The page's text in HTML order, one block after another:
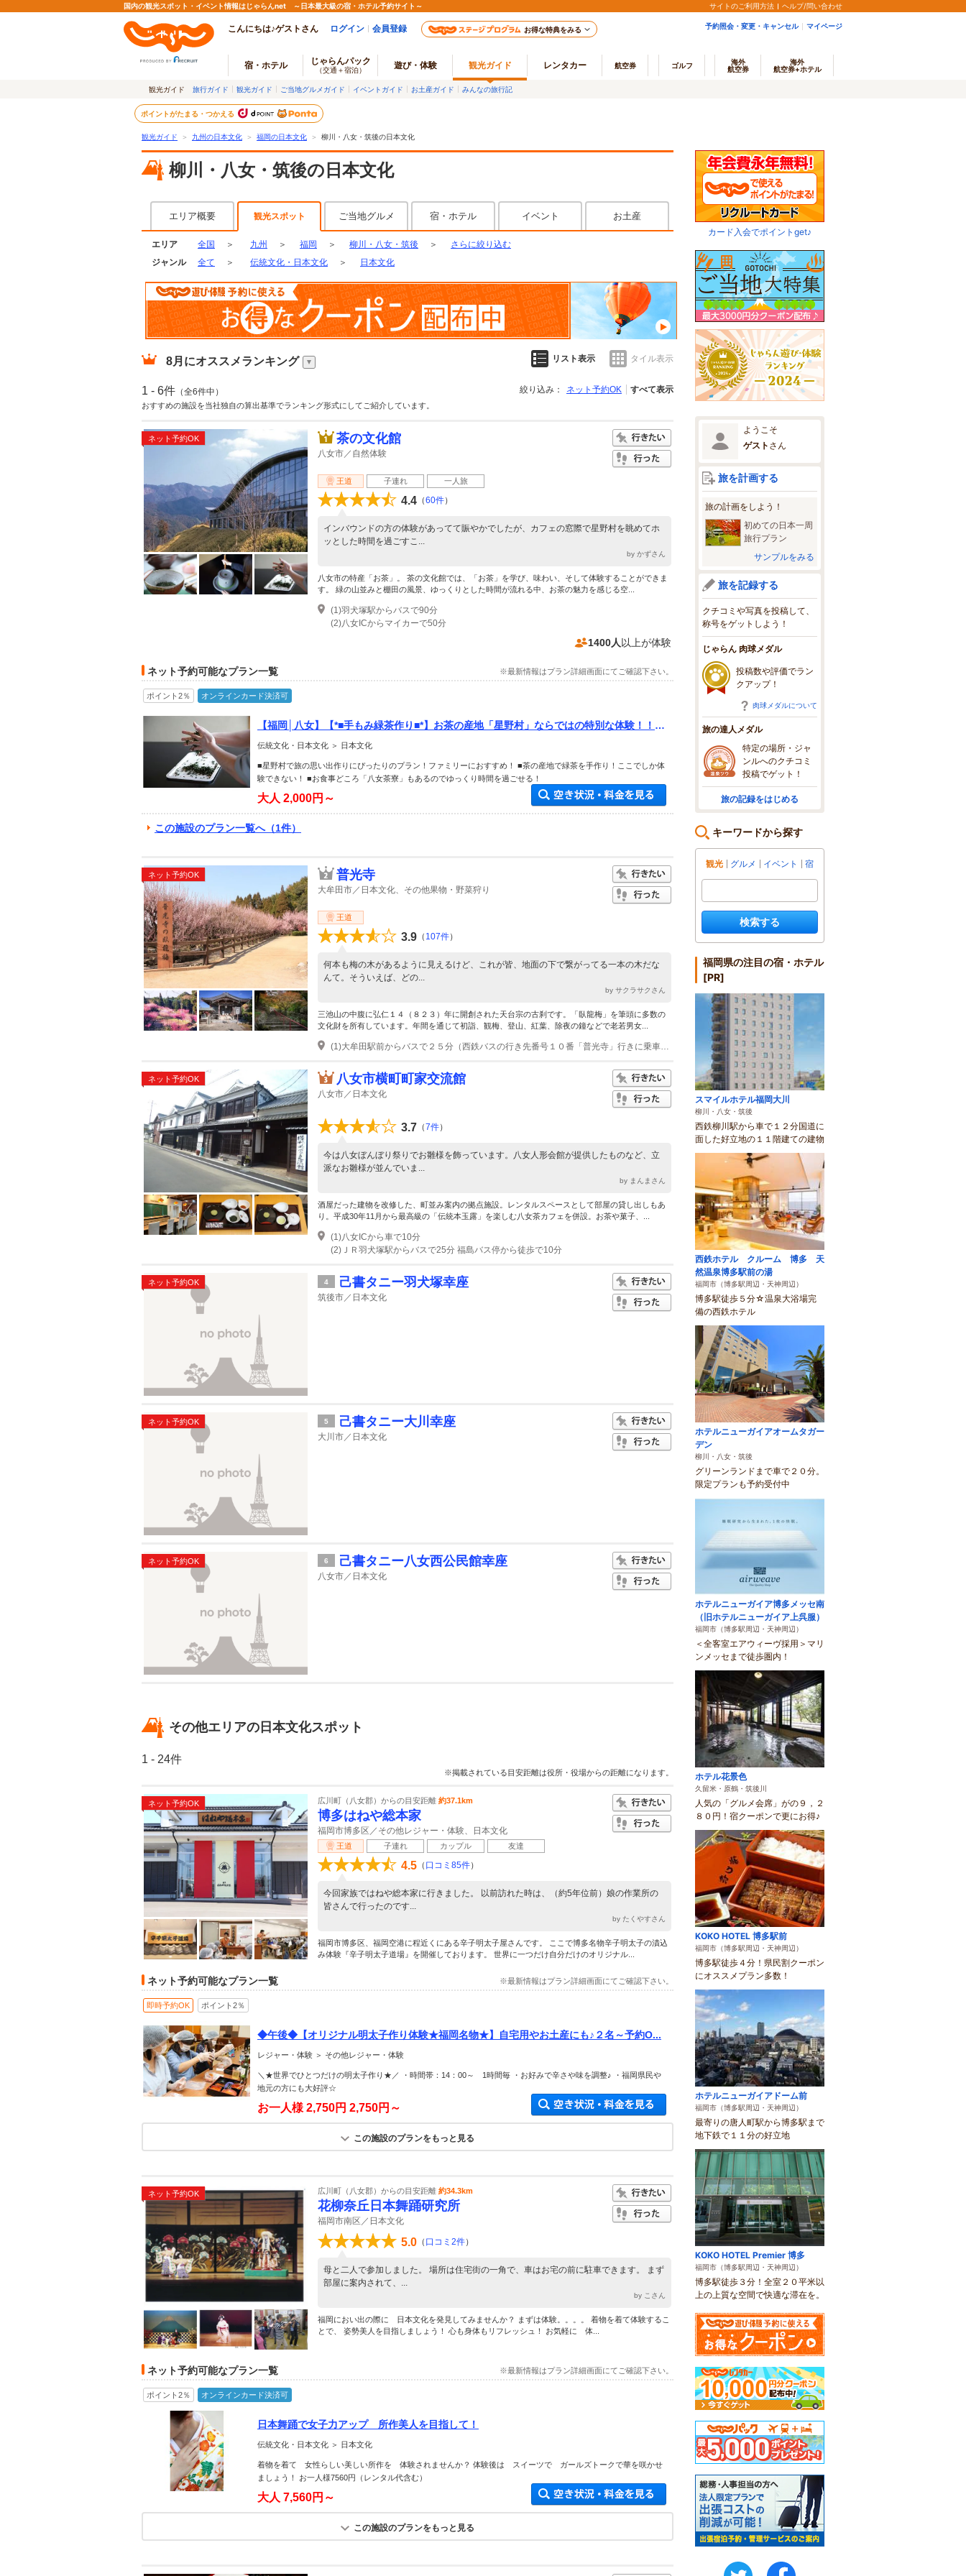
国内の観光スポット・イベント情報はじゃらんnet ～日本最大級の宿・ホテル予約サイト～ サイトのご利用方法 ヘルプ/問い合わせ
こんにちは♪ゲストさん ログイン 会員登録 お得な特典をみる 予約照会・変更・キャンセル マイページ
宿・ホテル じゃらんパック
（交通＋宿泊） 遊び・体験 観光ガイド レンタカー 航空券 ゴルフ
海外
航空券
海外
航空券+ホテル
観光ガイド 旅行ガイド 観光ガイド ご当地グルメガイド イベントガイド お土産ガイド みんなの旅行記
ポイントがたまる・つかえる
観光ガイド ＞ 九州の日本文化 ＞ 福岡の日本文化 ＞ 柳川・八女・筑後の日本文化
柳川・八女・筑後の日本文化
エリア概要 観光スポット ご当地グルメ 宿・ホテル イベント お土産
エリア 全国 ＞ 九州 ＞ 福岡 ＞ 柳川・八女・筑後 ＞
さらに絞り込む
ジャンル
全て ＞ 伝統文化・日本文化 ＞ 日本文化
8月 にオススメランキング リスト表示 タイル表示
1 - 6件 （全6件中） 絞り込み： ネット予約OK すべて表示
おすすめの施設を当社独自の算出基準でランキング形式にしてご紹介しています。
ネット予約OK 茶の文化館
八女市／自然体験
王道 子連れ 一人旅
4.4 （60件）
インバウンドの方の体験があってて賑やかでしたが、カフェの窓際で星野村を眺めてホ
ッとした時間を過ごすこ...
by かずさん
八女市の特産「お茶」。 茶の文化館では、「お茶」を学び、味わい、そして体験することができま
す。 緑の山並みと棚田の風景、ゆっくりとした時間が流れる中、お茶の魅力を感じる空...
(1)羽犬塚駅からバスで90分
(2)八女ICからマイカーで50分
1400人 以上が体験
ネット予約可能なプラン一覧 ※最新情報はプラン詳細画面にてご確認下さい。
ポイント2％ オンラインカード決済可
【福岡│八女】【*■手もみ緑茶作り■*】お茶の産地「星野村」ならではの特別な体験！！フ
伝統文化・日本文化 ＞ 日本文化
■星野村で旅の思い出作りにぴったりのプラン！ファミリーにおすすめ！ ■茶の産地で緑茶を手作り！ここでしか体
験できない！ ■お食事どころ「八女茶寮」もあるのでゆっくり時間を過ごせる！
大人 2,000円～
この施設のプラン一覧へ（1件）
ネット予約OK 普光寺
大牟田市／日本文化、その他果物・野菜狩り
王道
3.9 （ 107件）
何本も梅の木があるように見えるけど、これが皆、地面の下で繋がってる一本の木だな
んて。そういえば、どの...
by サクラサクさん
三池山の中腹に弘仁１４（８２３）年に開創された天台宗の古刹です。「臥龍梅」を筆頭に多数の
文化財を所有しています。年間を通じて初詣、観梅、登山、紅葉、除夜の鐘などで老若男女...
(1)大牟田駅前からバスで２５分（西鉄バスの行き先番号１０番「普光寺」行きに乗車し、終点の普光寺バス停で下車してください。）普光寺バス停から徒歩で登りの１５分 車 九州自動車道 南関IC 下車 大牟田市内方面へ 約２０分 有明海沿岸道路 大牟田北IC 下車 大牟田市内方面 約２０分
ネット予約OK 八女市横町町家交流館
八女市／日本文化
3.7 （7件）
今は八女ぼんぼり祭りでお雛様を飾っています。八女人形会館が提供したものなど、立
派なお雛様が並んでいま...
by まんまさん
酒屋だった建物を改修した、町並み案内の拠点施設。レンタルスペースとして部屋の貸し出しもあ
り。平成30年11月から最高級の「伝統本玉露」を楽しむ八女茶カフェを併設。お茶や菓子、...
(1)八女ICから車で10分
(2)ＪＲ羽犬塚駅からバスで25分 福島バス停から徒歩で10分
ネット予約OK 4 己書タニー羽犬塚幸座
筑後市／日本文化
ネット予約OK 5 己書タニー大川幸座
大川市／日本文化
ネット予約OK 6 己書タニー八女西公民館幸座
八女市／日本文化
その他エリアの日本文化スポット
1 - 24件
※掲載されている目安距離は役所・役場からの距離になります。
ネット予約OK 広川町（八女郡）からの目安距離 約37.1km
博多はねや総本家
福岡市博多区／その他レジャー・体験、日本文化
王道 子連れ カップル 友達
4.5 （ 口コミ85件）
今回家族ではねや総本家に行きました。 以前訪れた時は、（約5年位前）娘の作業所の
皆さんで行ったのです...
by たくやすさん
福岡市博多区、福岡空港に程近くにある辛子明太子屋さんです。 ここで博多名物辛子明太子の漬込
み体験『辛子明太子道場』を開催しております。 世界に一つだけ自分だけのオリジナル...
ネット予約可能なプラン一覧 ※最新情報はプラン詳細画面にてご確認下さい。
即時予約OK ポイント2％
◆午後◆【オリジナル明太子作り体験★福岡名物★】自宅用やお土産にも♪２名～予約O...
レジャー・体験 ＞ その他レジャー・体験
＼★世界でひとつだけの明太子作り★／ ・時間帯：14：00～ 1時間毎 ・お好みで辛さや味を調整♪ ・福岡県民や
地元の方にも大好評☆
お一人様 2,750円 2,750円～
空き状況・料金を見る
この施設のプランをもっと見る
ネット予約OK 広川町（八女郡）からの目安距離 約34.3km
花柳奈丘日本舞踊研究所
福岡市南区／日本文化
5.0 （ 口コミ2件）
母と二人で参加しました。 場所は住宅街の一角で、車はお宅の前に駐車できます。 まず
部屋に案内されて、...
by こさん
福岡におい出の際に 日本文化を発見してみませんか？ まずは体験。。。。 着物を着て体験するこ
とで、 姿勢美人を目指しましょう！ 心も身体もリフレッシュ！ お気軽に 体...
ネット予約可能なプラン一覧 ※最新情報はプラン詳細画面にてご確認下さい。
ポイント2％ オンラインカード決済可
日本舞踊で女子力アップ 所作美人を目指して！
伝統文化・日本文化 ＞ 日本文化
着物を着て 女性らしい美しい所作を 体験されませんか？ 体験後は スイーツで ガールズトークで華を咲かせ
ましょう！ お一人様7560円（レンタル代含む）
大人 7,560円～
空き状況・料金を見る
この施設のプランをもっと見る
カード入会でポイントget♪
ようこそ
ゲスト さん
旅を計画する
旅の計画をしよう！
初めての日本一周
旅行プラン
サンプルをみる
旅を記録する
クチコミや写真を投稿して、
称号をゲットしよう！
じゃらん 肉球メダル
投稿数や評価でラン
クアップ！
肉球メダルについて
旅の達人メダル
特定の場所・ジャ
ンルへのクチコミ
投稿でゲット！
旅の記録をはじめる
キーワードから探す
観光 グルメ イベント 宿
検索する
福岡県の注目の宿・ホテル
[PR]
スマイルホテル福岡大川
柳川・八女・筑後
西鉄柳川駅から車で１２分国道に
面した好立地の１１階建ての建物
西鉄ホテル クルーム 博多 天
然温泉博多駅前の湯
福岡市（博多駅周辺・天神周辺）
博多駅徒歩５分☆温泉大浴場完
備の西鉄ホテル
ホテルニューガイアオームタガー
デン
柳川・八女・筑後
グリーンランドまで車で２０分。
限定プランも予約受付中
ホテルニューガイア博多メッセ南
（旧ホテルニューガイア上呉服）
福岡市（博多駅周辺・天神周辺）
＜全客室エアウィーヴ採用＞マリ
ンメッセまで徒歩圏内！
ホテル花景色
久留米・原鶴・筑後川
人気の「グルメ会席」がの９，２
８０円！宿クーポンで更にお得♪
KOKO HOTEL 博多駅前
福岡市（博多駅周辺・天神周辺）
博多駅徒歩４分！県民割クーポン
にオススメプラン多数！
ホテルニューガイアドーム前
福岡市（博多駅周辺・天神周辺）
最寄りの唐人町駅から博多駅まで
地下鉄で１１分の好立地
KOKO HOTEL Premier 博多
福岡市（博多駅周辺・天神周辺）
博多駅徒歩３分！全室２０平米以
上の上質な空間で快適な滞在を。
twitter